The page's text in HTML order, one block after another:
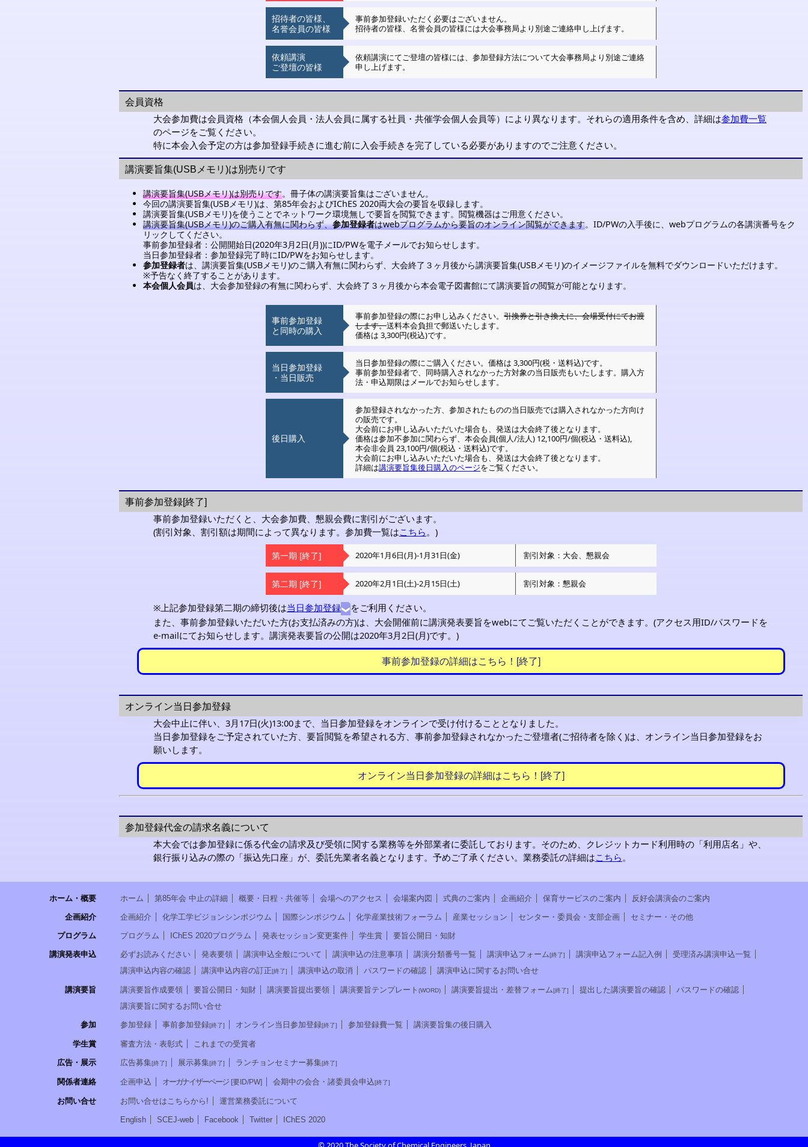
招待者の皆様、
名誉会員の皆様
事前参加登録いただく必要はございません。
招待者の皆様、名誉会員の皆様には大会事務局より別途ご連絡申し上げます。
依頼講演
ご登壇の皆様
依頼講演にてご登壇の皆様には、参加登録方法について大会事務局より別途ご連絡
申し上げます。
会員資格
大会参加費は会員資格（本会個人会員・法人会員に属する社員・共催学会個人会員等）により異なります。それらの適用条件を含め、詳細は参加費一覧
のページをご覧ください。
特に本会入会予定の方は参加登録手続きに進む前に入会手続きを完了している必要がありますのでご注意ください。
講演要旨集(USBメモリ)は別売りです
講演要旨集(USBメモリ)は別売りです。冊子体の講演要旨集はございません。
今回の講演要旨集(USBメモリ)は、第85年会およびIChES 2020両大会の要旨を収録します。
講演要旨集(USBメモリ)を使うことでネットワーク環境無しで要旨を閲覧できます。閲覧機器はご用意ください。
講演要旨集(USBメモリ)のご購入有無に関わらず、参加登録者はwebプログラムから要旨のオンライン閲覧ができます。ID/PWの入手後に、webプログラムの各講演番号をク
リックしてください。
事前参加登録者：公開開始日(2020年3月2日(月))にID/PWを電子メールでお知らせします。
当日参加登録者：参加登録完了時にID/PWをお知らせします。
参加登録者は、講演要旨集(USBメモリ)のご購入有無に関わらず、大会終了３ヶ月後から講演要旨集(USBメモリ)のイメージファイルを無料でダウンロードいただけます。
※予告なく終了することがあります。
本会個人会員は、大会参加登録の有無に関わらず、大会終了３ヶ月後から本会電子図書館にて講演要旨の閲覧が可能となります。
事前参加登録
と同時の購入
事前参加登録の際にお申し込みください。 引換券と引き換えに、会場受付にてお渡
します。送料本会負担で郵送いたします。
価格は 3,300円(税込)です。
当日参加登録
・当日販売
当日参加登録の際にご購入ください。 価格は 3,300円(税・送料込)です。
事前参加登録者で、同時購入されなかった方対象の当日販売もいたします。購入方
法・申込期限はメールでお知らせします。
後日購入
参加登録されなかった方、参加されたものの当日販売では購入されなかった方向け
の販売です。
大会前にお申し込みいただいた場合も、発送は大会終了後となります。
価格は参加不参加に関わらず、 本会会員(個人/法人) 12,100円/個(税込・送料込),
本会非会員 23,100円/個(税込・送料込)です。
大会前にお申し込みいただいた場合も、発送は大会終了後となります。
詳細は講演要旨集後日購入のページをご覧ください。
事前参加登録[終了]
事前参加登録いただくと、大会参加費、懇親会費に割引がございます。
(割引対象、割引額は期間によって異なります。参加費一覧はこちら。)
第一期 [終了] 2020年1月6日(月)-1月31日(金) 割引対象：大会、懇親会
第二期 [終了] 2020年2月1日(土)-2月15日(土) 割引対象：懇親会
※上記参加登録第二期の締切後は当日参加登録
をご利用ください。
また、事前参加登録いただいた方(お支払済みの方)は、大会開催前に講演発表要旨をwebにてご覧いただくことができます。(アクセス用ID/パスワードを
e-mailにてお知らせします。講演発表要旨の公開は2020年3月2日(月)です。)
事前参加登録の詳細はこちら！[終了]
オンライン当日参加登録
大会中止に伴い、3月17日(火)13:00まで、当日参加登録をオンラインで受け付けることとなりました。
当日参加登録をご予定されていた方、要旨閲覧を希望される方、事前参加登録されなかったご登壇者(ご招待者を除く)は、オンライン当日参加登録をお
願いします。
オンライン当日参加登録の詳細はこちら！[終了]
参加登録代金の請求名義について
本大会では参加登録に係る代金の請求及び受領に関する業務等を外部業者に委託しております。そのため、クレジットカード利用時の「利用店名」や、
銀行振り込みの際の「振込先口座」が、委託先業者名義となります。予めご了承ください。業務委託の詳細はこちら。
ホーム・概要 ホーム 第85年会 中止の詳細 概要・日程・共催等 会場へのアクセス 会場案内図 式典のご案内 企画紹介 保育サービスのご案内 反好会講演会のご案内
企画紹介 企画紹介 化学工学ビジョンシンポジウム 国際シンポジウム 化学産業技術フォーラム 産業セッション センター・委員会・支部企画 セミナー・その他
プログラム プログラム IChES 2020プログラム 発表セッション変更案件 学生賞 要旨公開日・知財
講演発表申込 必ずお読みください 発表要領 講演申込全般について 講演申込の注意事項 講演分類番号一覧 講演申込フォーム[終了] 講演申込フォーム記入例
受理済み講演申込一覧
講演申込内容の確認
講演申込内容の訂正[終了] 講演申込の取消 パスワードの確認 講演申込に関するお問い合せ
講演要旨 講演要旨作成要領 要旨公開日・知財 講演要旨提出要領 講演要旨テンプレート (WORD) 講演要旨提出・差替フォーム[終了] 提出した講演要旨の確認
パスワードの確認
講演要旨に関するお問い合せ
参加 参加登録 事前参加登録[終了] オンライン当日参加登録[終了] 参加登録費一覧 講演要旨集の後日購入
学生賞 審査方法・表彰式 これまでの受賞者
広告・展示 広告募集[終了] 展示募集[終了] ランチョンセミナー募集[終了]
関係者連絡 企画申込 オーガナイザーページ [要ID/PW] 会期中の会合・諸委員会申込[終了]
お問い合せ お問い合せはこちらから! 運営業務委託について
English SCEJ-web Facebook Twitter IChES 2020